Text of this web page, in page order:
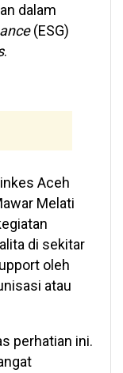
dalam
(ESG)
.
Aceh
Melati
di sekitar
oleh
atau
perhatian ini.